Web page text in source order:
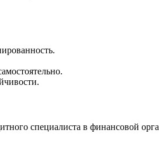
специалиста в финансовой